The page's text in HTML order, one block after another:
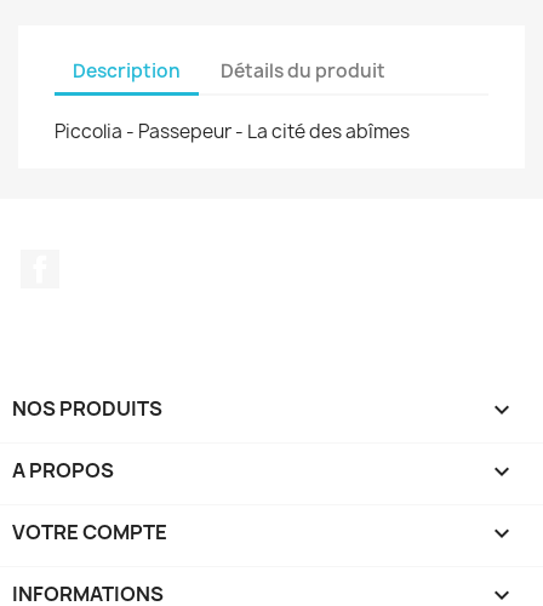
Description Détails du produit
Piccolia - Passepeur - La cité des abîmes
NOS PRODUITS 
A PROPOS 
VOTRE COMPTE 
INFORMATIONS keyboard_arrow_down